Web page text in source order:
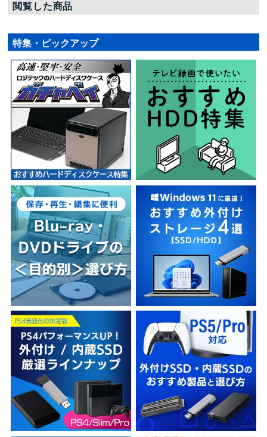
閲覧した商品
特集・ピックアップ